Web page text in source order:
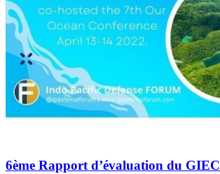
6ème Rapport d’évaluation du GIEC